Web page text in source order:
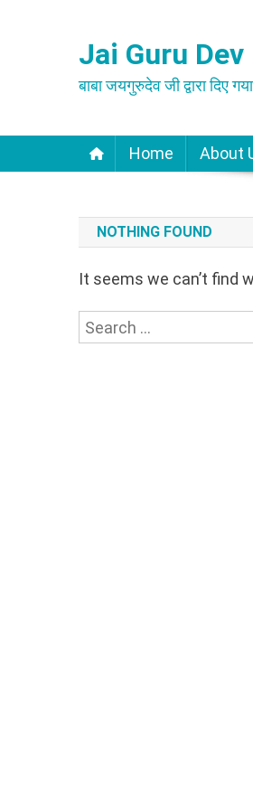
Jai Guru Dev
बाबा जयगुरुदेव जी द्वारा दिए
Home About
NOTHING FOUND
It seems we can’t find
Search